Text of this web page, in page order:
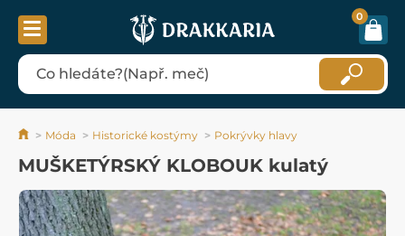
0
Móda Historické kostýmy Pokrývky hlavy
MUŠKETÝRSKÝ KLOBOUK kulatý